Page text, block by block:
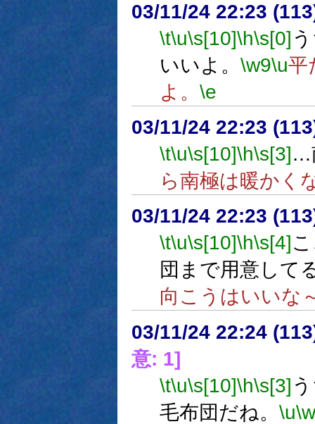
03/11/24 22:23
\t\u\s[10]\h\s[0]
いいよ。 \w9\u平
よ。 \e
03/11/24 22:23
\t\u\s[10]\h\s[3]…
ら南極は暖かく
03/11/24 22:23
\t\u\s[10]\h\s[4]
団まで用意して
向こうはいいな
03/11/24 22:24
意: 1]
\t\u\s[10]\h\s[3]
毛布団だね。 \u